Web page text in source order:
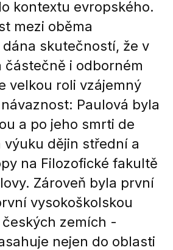
kontextu evropského.
mezi oběma
skutečností, že v
částečně i odborném
velkou roli vzájemný
Paulová byla
a po jeho smrti de
dějin střední a
na Filozofické fakultě
Zároveň byla první
vysokoškolskou
zemích -
nejen do oblasti